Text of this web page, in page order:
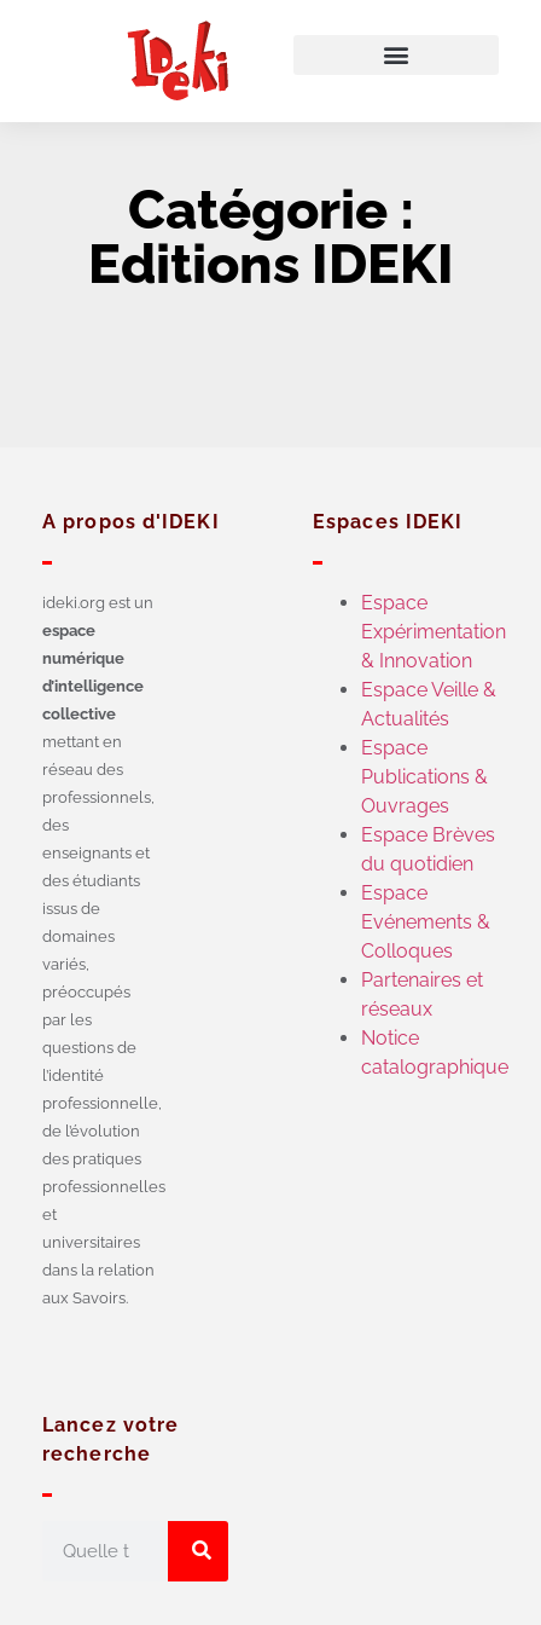
Catégorie :
Editions IDEKI
A propos d'IDEKI
ideki.org est un
espace
numérique
d’intelligence
collective
mettant en
réseau des
professionnels,
des
enseignants et
des étudiants
issus de
domaines
variés,
préoccupés
par les
questions de
l’identité
professionnelle,
de l’évolution
des pratiques
professionnelles
et
universitaires
dans la relation
aux Savoirs.
Espaces IDEKI
Espace
Expérimentation
& Innovation
Espace Veille &
Actualités
Espace
Publications &
Ouvrages
Espace Brèves
du quotidien
Espace
Evénements &
Colloques
Partenaires et
réseaux
Notice
catalographique
Lancez votre
recherche